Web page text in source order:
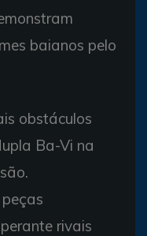
baianos pelo
obstáculos
Ba-Vi na
rivais